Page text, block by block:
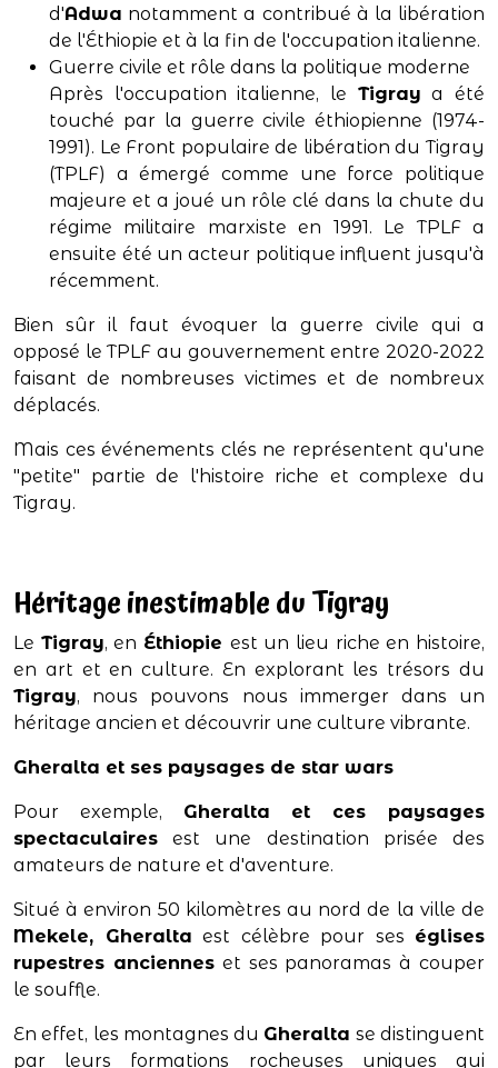
d'Adwa notamment a contribué à la libération
de l'Éthiopie et à la fin de l'occupation italienne.
Guerre civile et rôle dans la politique moderne
Après l'occupation italienne, le Tigray a été
touché par la guerre civile éthiopienne (1974-
1991). Le Front populaire de libération du Tigray
(TPLF) a émergé comme une force politique
majeure et a joué un rôle clé dans la chute du
régime militaire marxiste en 1991. Le TPLF a
ensuite été un acteur politique influent jusqu'à
récemment.
Bien sûr il faut évoquer la guerre civile qui a
opposé le TPLF au gouvernement entre 2020-2022
faisant de nombreuses victimes et de nombreux
déplacés.
Mais ces événements clés ne représentent qu'une
"petite" partie de l'histoire riche et complexe du
Tigray.
Héritage inestimable du Tigray
Le Tigray, en Éthiopie est un lieu riche en histoire,
en art et en culture. En explorant les trésors du
Tigray, nous pouvons nous immerger dans un
héritage ancien et découvrir une culture vibrante.
Gheralta et ses paysages de star wars
Pour exemple, Gheralta et ces paysages
spectaculaires est une destination prisée des
amateurs de nature et d'aventure.
Situé à environ 50 kilomètres au nord de la ville de
Mekele, Gheralta est célèbre pour ses églises
rupestres ancienneset ses panoramas à couper
le souffle.
En effet, les montagnes du Gheralta se distinguent
par leurs formations rocheuses uniques qui